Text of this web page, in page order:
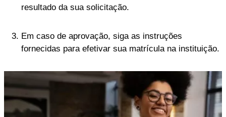
resultado da sua solicitação.
Em caso de aprovação, siga as instruções
fornecidas para efetivar sua matrícula na instituição.